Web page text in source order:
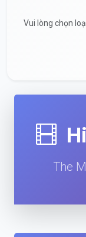
Vui lòng chọn
The